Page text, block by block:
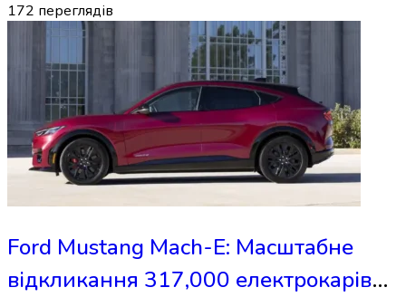
172 переглядів
Ford Mustang Mach-E: Масштабне
відкликання 317,000 електрокарів